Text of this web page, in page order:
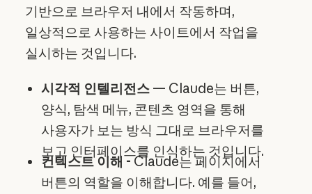
기반으로 브라우저 내에서 작동하며,
일상적으로 사용하는 사이트에서 작업을
실시하는 것입니다.
시각적 인텔리전스— Claude는 버튼,
양식, 탐색 메뉴, 콘텐츠 영역을 통해
사용자가 보는 방식 그대로 브라우저를
보고 인터페이스를 인식하는 것입니다.
컨텍스트 이해 -Claude는 페이지에서
버튼의 역할을 이해합니다. 예를 들어,